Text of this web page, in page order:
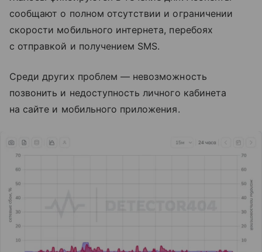
сообщают о полном отсутствии и ограничении
скорости мобильного интернета, перебоях
с отправкой и получением SMS.
Среди других проблем — невозможность
позвонить и недоступность личного кабинета
на сайте и мобильного приложения.